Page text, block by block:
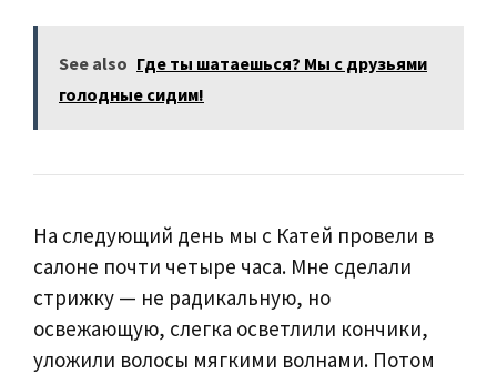
See also Где ты шатаешься? Мы с друзьями
голодные сидим!
На следующий день мы с Катей провели в
салоне почти четыре часа. Мне сделали
стрижку — не радикальную, но
освежающую, слегка осветлили кончики,
уложили волосы мягкими волнами. Потом